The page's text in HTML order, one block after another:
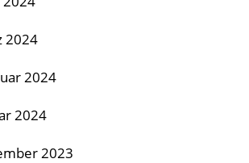
2024
2024
2024
2023